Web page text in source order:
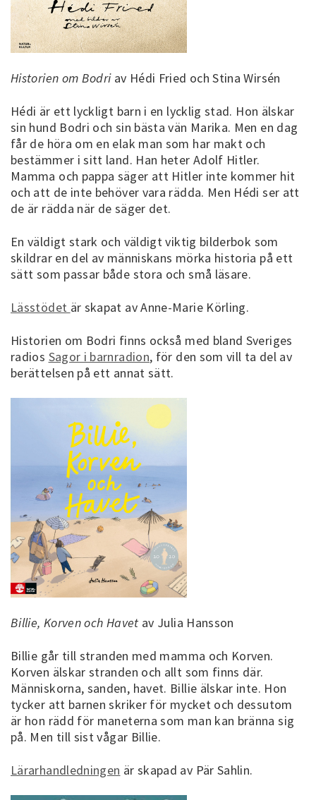
Historien om Bodriav Hédi Fried och Stina Wirsén
Hédi är ett lyckligt barn i en lycklig stad. Hon älskar
sin hund Bodri och sin bästa vän Marika. Men en dag
får de höra om en elak man som har makt och
bestämmer i sitt land. Han heter Adolf Hitler.
Mamma och pappa säger att Hitler inte kommer hit
och att de inte behöver vara rädda. Men Hédi ser att
de är rädda när de säger det.
En väldigt stark och väldigt viktig bilderbok som
skildrar en del av människans mörka historia på ett
sätt som passar både stora och små läsare.
Lässtödet är skapat av Anne-Marie Körling.
Historien om Bodri finns också med bland Sveriges
radios Sagor i barnradion, för den som vill ta del av
berättelsen på ett annat sätt.
Billie, Korven och Havet av Julia Hansson
Billie går till stranden med mamma och Korven.
Korven älskar stranden och allt som finns där.
Människorna, sanden, havet. Billie älskar inte. Hon
tycker att barnen skriker för mycket och dessutom
är hon rädd för maneterna som man kan bränna sig
på. Men till sist vågar Billie.
Lärarhandledningen är skapad av Pär Sahlin.